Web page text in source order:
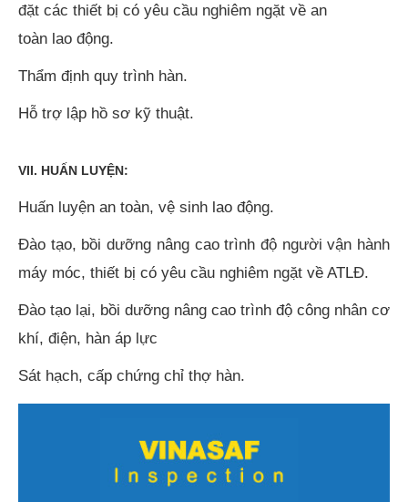
đặt các thiết bị có yêu cầu nghiêm ngặt về an
toàn lao động.
Thẩm định quy trình hàn.
Hỗ trợ lập hồ sơ kỹ thuật.
VII. HUẤN LUYỆN:
Huấn luyện an toàn, vệ sinh lao động.
Đào tạo, bồi dưỡng nâng cao trình độ người vận hành
máy móc, thiết bị có yêu cầu nghiêm ngặt về ATLĐ.
Đào tạo lại, bồi dưỡng nâng cao trình độ công nhân cơ
khí, điện, hàn áp lực
Sát hạch, cấp chứng chỉ thợ hàn.